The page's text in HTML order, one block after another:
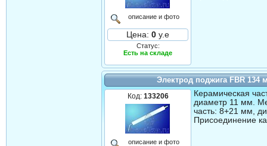
описание и фото
Цена: 0 у.е
Статус:
Есть на складе
Электрод поджига FBR 134
Код: 133206
описание и фото
Керамическая
диаметр 11 мм.
часть: 8+21 мм,
Присоединение